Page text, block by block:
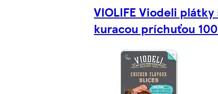
VIOLIFE Viodeli plátky
kuracou príchuťou